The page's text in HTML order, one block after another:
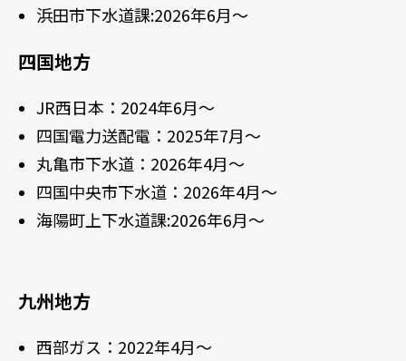
浜田市下水道課:2026年6月～
四国地方
JR西日本：2024年6月～
四国電力送配電：2025年7月～
丸亀市下水道：2026年4月～
四国中央市下水道：2026年4月～
海陽町上下水道課:2026年6月～
九州地方
西部ガス：2022年4月～